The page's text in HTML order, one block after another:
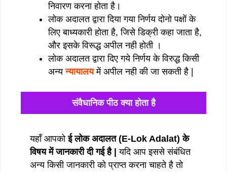
निवारण करना होता है।
लोक अदालत द्वारा दिया गया निर्णय दोनो पक्षों के
लिए बाध्यकारी होता है, जिसे डिक्री कहा जाता है,
और इसके विरूद्ध अपील नही होती ।
लोक अदालत द्वारा दिए गये निर्णय के विरुद्ध किसी
अन्यन्यायालय में अपील नही की जा सकती है |
संवैधानिक पीठ क्या होता है
यहाँ आपकोई लोक अदालत (E-Lok Adalat) के
विषय में जानकारी दी गई है | यदि आप इससे संबंधित
अन्य किसी जानकारी को प्राप्त करना चाहते है तो